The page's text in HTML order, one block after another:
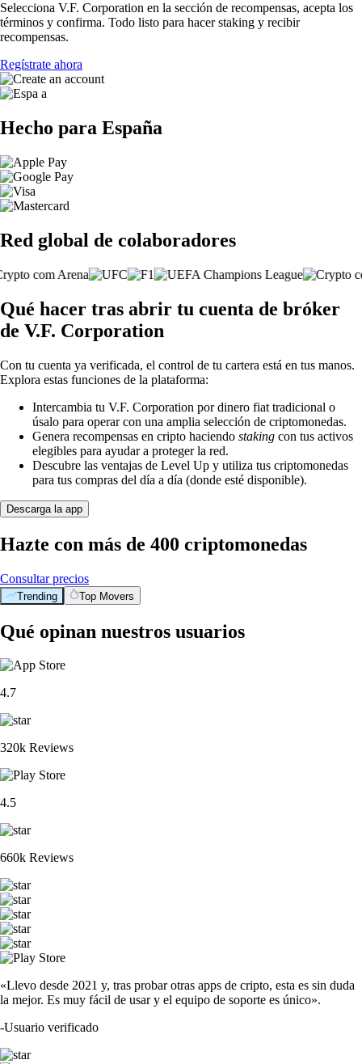
Selecciona V.F. Corporation en la sección de recompensas, acepta los
términos y confirma. Todo listo para hacer staking y recibir
recompensas.
Regístrate ahora
Hecho para España
Red global de colaboradores
Qué hacer tras abrir tu cuenta de bróker
de V.F. Corporation
Con tu cuenta ya verificada, el control de tu cartera está en tus manos.
Explora estas funciones de la plataforma:
Intercambia tu V.F. Corporation por dinero fiat tradicional o
úsalo para operar con una amplia selección de criptomonedas.
Genera recompensas en cripto haciendo staking con tus activos
elegibles para ayudar a proteger la red.
Descubre las ventajas de Level Up y utiliza tus criptomonedas
para tus compras del día a día (donde esté disponible).
Descarga la app
Hazte con más de 400 criptomonedas
Consultar precios
Trending Top Movers
Qué opinan nuestros usuarios
4.7
320k Reviews
4.5
660k Reviews
«Llevo desde 2021 y, tras probar otras apps de cripto, esta es sin duda
la mejor. Es muy fácil de usar y el equipo de soporte es único».
-Usuario verificado